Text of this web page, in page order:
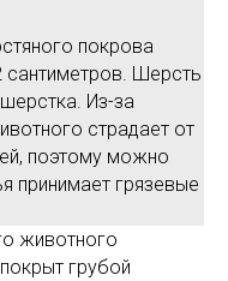
покрова
сантиметров. Шерсть
Из-за
страдает от
поэтому можно
принимает грязевые
животного
грубой